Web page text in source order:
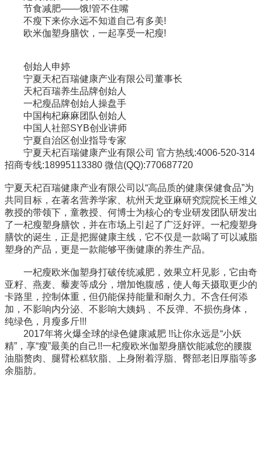
节食减肥——饿!管不住嘴
不瘦下来你永远不知道自己有多美!
欧米伽塑身膳饮，一起享受一杞瘦!
创始人申婷
宁夏天杞百瑞健康产业有限公司董事长
天杞百瑞养生品牌创始人
一杞瘦品牌创始人操盘手
中国枸杞麻麻团队创始人
中国人社部SYB创业讲师
宁夏自治区创业指导专家
宁夏天杞百瑞健康产业有限公司 官方热线:4006-520-314
招商专线:18995113380 微信(QQ):770687720
宁夏天杞百瑞健康产业有限公司以“高品质的健康保健食品”为
共同目标，在著名营养学家、杭州天龙亚麻研究院院长王维义
教授的带领下，童教授、何博士为核心的专业研发团队研发出
了一杞瘦塑身膳饮，并在市场上引起了广泛好评。一杞瘦塑身
膳饮的诞生，正是把握健康主线，它不仅是一款喝了可以减脂
塑身的产品，更是一款能够平衡健康的养生产品。
一杞瘦欧米伽塑身打破传统减肥，效果立杆见影，它由奇
亚籽、燕麦、藜麦等成分，增加饱腹感，使人每天摄取更少的
卡路里，控制体重，但仍能保持能量和耐久力。不含任何添
加，不影响内分泌、不影响大姨妈 、不反弹、不损伤身体，
纯绿色，月瘦多斤!!!
2017年将火爆全球的绿色健康减肥 !!让你永远是“小妖
精”，享“瘦”最美的自己!!一杞瘦欧米伽塑身膳饮能减您的腰腹
油脂赘肉、腿臂松糕软脂、上身附着浮脂、臀部老旧厚脂等多
余脂肪。